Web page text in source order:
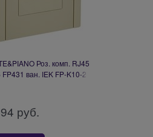
Роз. комп. RJ45
FP431 ван. IEK FP-K10-2-
руб.